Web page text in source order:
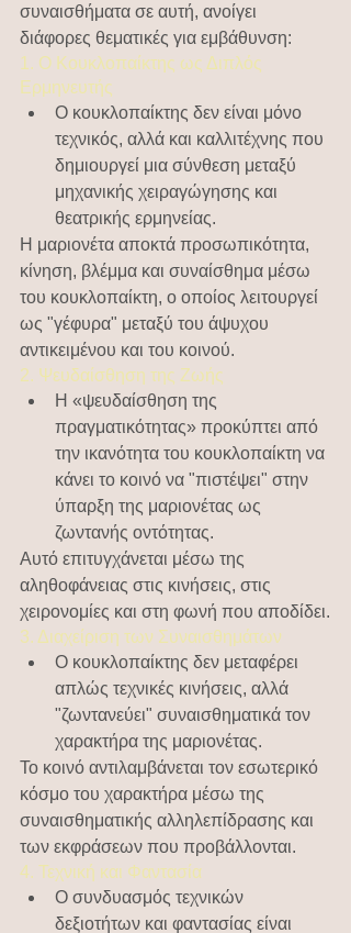
συναισθήματα σε αυτή, ανοίγει
διάφορες θεματικές για εμβάθυνση:
1. Ο Κουκλοπαίκτης ως Διπλός
Ερμηνευτής
Ο κουκλοπαίκτης δεν είναι μόνο
τεχνικός, αλλά και καλλιτέχνης που
δημιουργεί μια σύνθεση μεταξύ
μηχανικής χειραγώγησης και
θεατρικής ερμηνείας.
Η μαριονέτα αποκτά προσωπικότητα,
κίνηση, βλέμμα και συναίσθημα μέσω
του κουκλοπαίκτη, ο οποίος λειτουργεί
ως "γέφυρα" μεταξύ του άψυχου
αντικειμένου και του κοινού.
2. Ψευδαίσθηση της Ζωής
Η «ψευδαίσθηση της
πραγματικότητας» προκύπτει από
την ικανότητα του κουκλοπαίκτη να
κάνει το κοινό να "πιστέψει" στην
ύπαρξη της μαριονέτας ως
ζωντανής οντότητας.
Αυτό επιτυγχάνεται μέσω της
αληθοφάνειας στις κινήσεις, στις
χειρονομίες και στη φωνή που αποδίδει.
3. Διαχείριση των Συναισθημάτων
Ο κουκλοπαίκτης δεν μεταφέρει
απλώς τεχνικές κινήσεις, αλλά
"ζωντανεύει" συναισθηματικά τον
χαρακτήρα της μαριονέτας.
Το κοινό αντιλαμβάνεται τον εσωτερικό
κόσμο του χαρακτήρα μέσω της
συναισθηματικής αλληλεπίδρασης και
των εκφράσεων που προβάλλονται.
4. Τεχνική και Φαντασία
Ο συνδυασμός τεχνικών
δεξιοτήτων και φαντασίας είναι